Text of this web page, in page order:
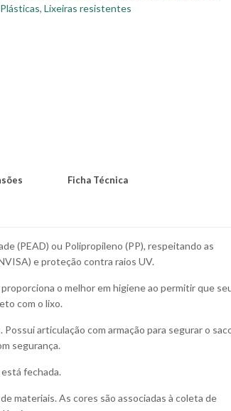
,Lixeiras resistentes
Ficha Técnica
(PEAD) ou Polipropileno (PP), respeitando as
e proteção contra raios UV.
proporciona o melhor em higiene ao permitir que
com o lixo.
articulação com armação para segurar o
segurança.
fechada.
materiais. As cores são associadas à coleta de